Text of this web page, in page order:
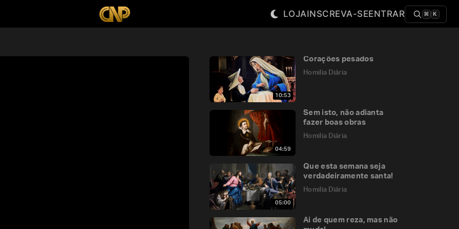
LOJAINSCREVA-SEENTRAR ⌘ K
10:53
Corações pesados
Homilia Diária
04:59
Sem isto, não adianta
fazer boas obras
Homilia Diária
05:00
Que esta semana seja
verdadeiramente santa!
Homilia Diária
Ai de quem reza, mas não